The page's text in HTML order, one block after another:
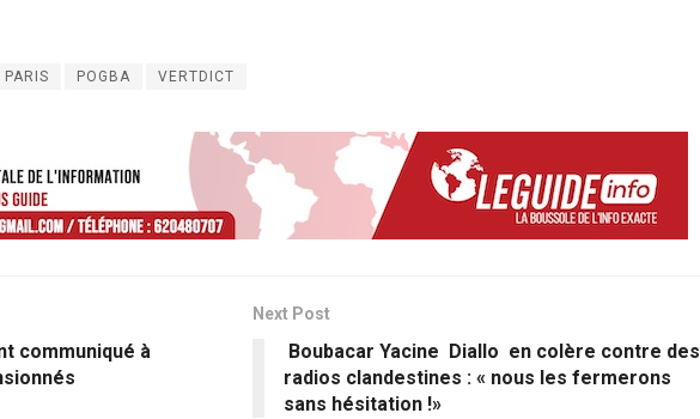
PARIS POGBA VERTDICT
communiqué à
Next Post
Boubacar Yacine Diallo en colère contre des
radios clandestines : « nous les fermerons
sans hésitation !»